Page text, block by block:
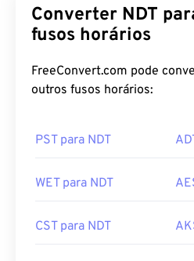
Converter NDT
fusos horários
FreeConvert.com pode
outros fusos horários:
PST para NDT
WET para NDT
CST para NDT